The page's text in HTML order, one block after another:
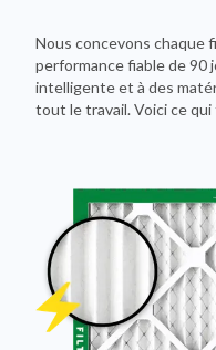
Nous concevons chaque
performance fiable de 90
intelligente et à des
tout le travail. Voici ce